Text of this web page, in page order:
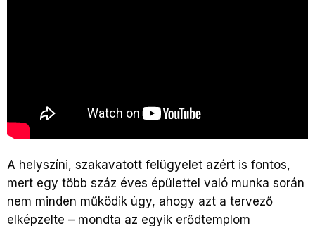
A helyszíni, szakavatott felügyelet azért is fontos,
mert egy több száz éves épülettel való munka során
nem minden működik úgy, ahogy azt a tervező
elképzelte – mondta az egyik erődtemplom